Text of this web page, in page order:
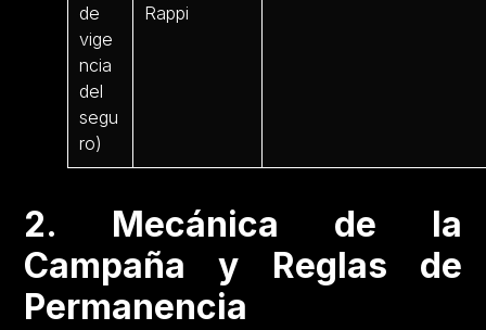
de
vige
ncia
del
segu
ro)
Rappi
2. Mecánica de la
Campaña y Reglas de
Permanencia